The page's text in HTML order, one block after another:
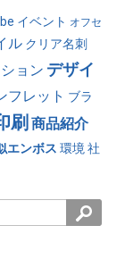
イベント オフセ
ル クリア名刺
ョン デザイ
フレット ブラ
刷 商品紹介
エンボス 環境 社